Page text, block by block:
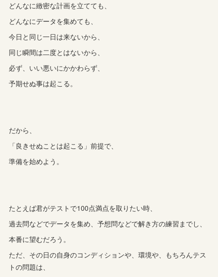
どんなに緻密な計画を立てても、
どんなにデータを集めても、
今日と同じ一日は来ないから、
同じ瞬間は二度とはないから、
必ず、いい悪いにかかわらず、
予期せぬ事は起こる。
だから、
「良きせぬことは起こる」前提で、
準備を始めよう。
たとえば君がテストで100点満点を取りたい時、
過去問などでデータを集め、予想問などで解き方の練習までし、
本番に望むだろう。
ただ、その日の自身のコンディションや、環境や、もちろんテス
トの問題は、